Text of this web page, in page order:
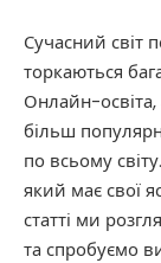
Сучасний світ
торкаються
Онлайн-освіта,
більш
по всьому
який має свої
статті ми
та спробуємо